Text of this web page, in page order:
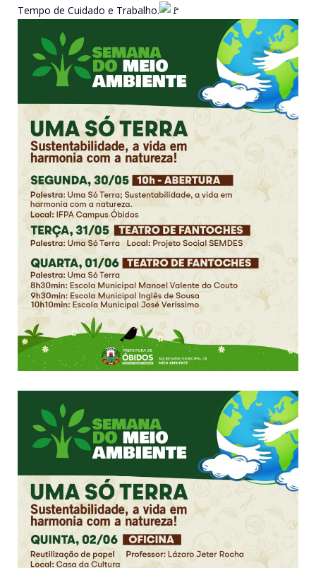
Tempo de Cuidado e Trabalho.